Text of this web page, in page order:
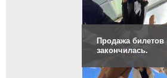
Продажа билетов
закончилась.